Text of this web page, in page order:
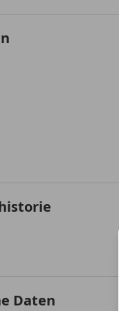
Daten